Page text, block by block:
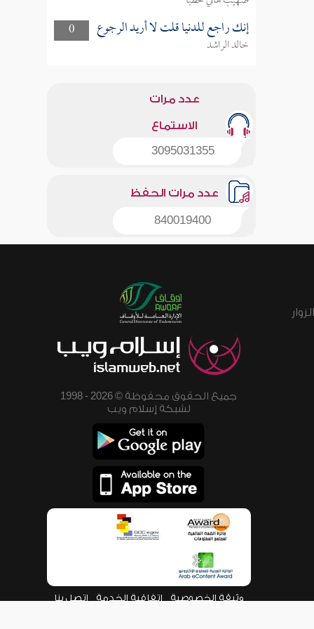
0
إنك راجع للدنيا قلت لا أريد الرجوع
خالد الراشد
عدد مرات
الاستماع
3095031355
عدد مرات الحفظ
840019400
جميع الحقوق محفوظة © 2026 - 1998
لشبكة إسلام ويب
وثيقة الخصوصية اتفاقية الخدمة اتصل بنا